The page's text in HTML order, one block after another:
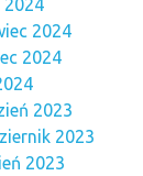
2024
2024
2024
2023
2023
2023